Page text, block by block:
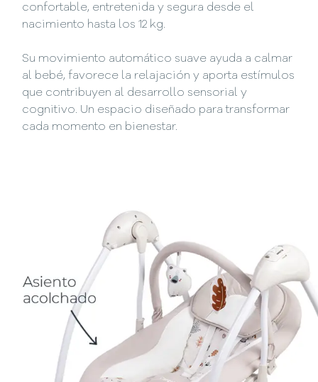
confortable, entretenida y segura desde el
nacimiento hasta los 12 kg.
Su movimiento automático suave ayuda a calmar
al bebé, favorece la relajación y aporta estímulos
que contribuyen al desarrollo sensorial y
cognitivo. Un espacio diseñado para transformar
cada momento en bienestar.